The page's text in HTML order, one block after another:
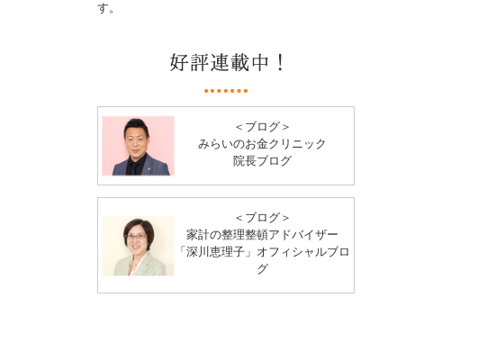
す。
＜ブログ＞
みらいのお金クリニック
院長ブログ
＜ブログ＞
家計の整理整頓アドバイザー
「深川恵理子」オフィシャルブロ
グ